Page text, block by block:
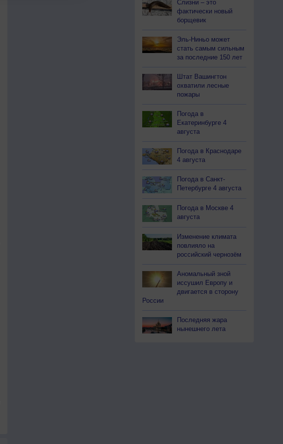
Слизни – это
фактически новый
борщевик
Эль-Ниньо может
стать самым сильным
за последние 150 лет
Штат Вашингтон
охватили лесные
пожары
Погода в
Екатеринбурге 4
августа
Погода в Краснодаре
4 августа
Погода в Санкт-
Петербурге 4 августа
Погода в Москве 4
августа
Изменение климата
повлияло на
российский чернозём
Аномальный зной
иссушил Европу и
двигается в сторону
России
Последняя жара
нынешнего лета